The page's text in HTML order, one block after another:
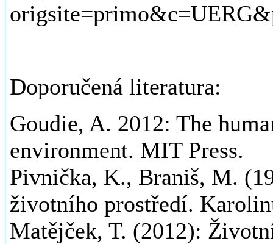
Doporučená literatura:
Goudie, A. 2012: The
environment. MIT Press.
Pivnička, K., Braniš, M.
životního prostředí.
Matějček, T. (2012):